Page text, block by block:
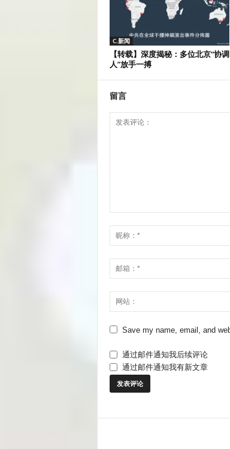
C.新闻
【转载】深度揭秘：多位北京“协调
人”放手一搏
留言
Save my name, email, and
通过邮件通知我后续评论
通过邮件通知我有新文章